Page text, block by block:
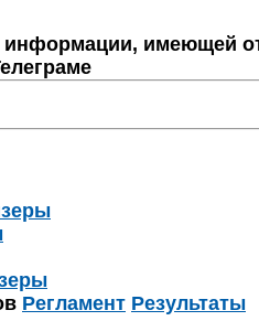
имеющей
Регламент Результаты